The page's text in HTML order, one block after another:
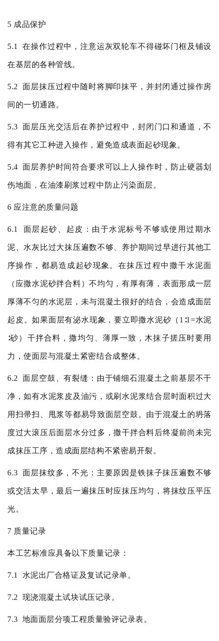
5 成品保护
5.1在操作过程中，注意运灰双轮车不得碰坏门框及铺设
在基层的各种管线。
5.2面层抹压过程中随时将脚印抹平，并封闭通过操作房
间的一切通路。
5.3面层压光交活后在养护过程中，封闭门口和通道，不
得有其它工种进入操作，避免造成表面起砂现象。
5.4面层养护时间符合要求可以上人操作时，防止硬器划
伤地面，在油漆刷浆过程中防止污染面层。
6 应注意的质量问题
6.1 面层起砂、起皮：由于水泥标号不够或使用过期水
泥、水灰比过大抹压遍数不够、养护期间过早进行其他工
序操作，都易造成起砂现象。在抹压过程中撒干水泥面
（应撒水泥砂拌合料）不均匀，有厚有薄，表面形成一层
厚薄不匀的水泥层，未与混凝土很好的结合，会造成面层
起皮。如果面层有泌水现象，要立即撒水泥砂（ 1 ∶1=水泥
∶砂）干拌合料，撒均匀、薄厚一致，木抹子搓压时要用
力，使面层与混凝土紧密结合成整体。
6.2面层空鼓、有裂缝：由于铺细石混凝土之前基层不干
净，如有水泥浆皮及油污，或刷水泥浆结合层时面积过大
用扫帚扫、甩浆等都易导致面层空鼓。由于混凝土的坍落
度过大滚压后面层水分过多，撒干拌合料后终凝前尚未完
成抹压工序，造成面层结构不紧密易开裂。
6.3面层抹纹多，不光：主要原因是铁抹子抹压遍数不够
或交活太早，最后一遍抹压时应抹压均匀，将抹纹压平压
光。
7 质量记录
本工艺标准应具备以下质量记录：
7.1 水泥出厂合格证及复试记录单。
7.2 现浇混凝土试块试压记录。
7.3 地面面层分项工程质量验评记录表。